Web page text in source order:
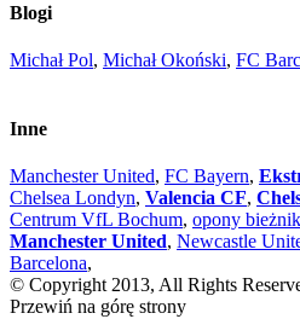
Blogi
Michał Pol, Michał Okoński, FC
Inne
Manchester United, FC Bayern,
Chelsea Londyn, Valencia CF,
Centrum VfL Bochum, opony
Manchester United, Newcastle
Barcelona,
© Copyright 2013, All Rights
Przewiń na górę strony